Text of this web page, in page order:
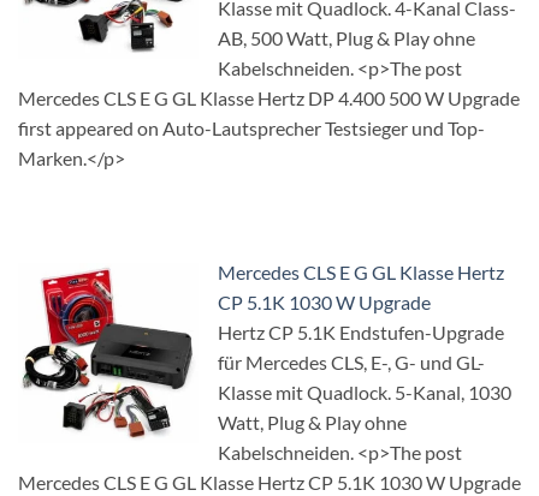
Klasse mit Quadlock. 4-Kanal Class-
AB, 500 Watt, Plug & Play ohne
Kabelschneiden. <p>The post
Mercedes CLS E G GL Klasse Hertz DP 4.400 500 W Upgrade
first appeared on Auto-Lautsprecher Testsieger und Top-
Marken.</p>
Mercedes CLS E G GL Klasse Hertz
CP 5.1K 1030 W Upgrade
Hertz CP 5.1K Endstufen-Upgrade
für Mercedes CLS, E-, G- und GL-
Klasse mit Quadlock. 5-Kanal, 1030
Watt, Plug & Play ohne
Kabelschneiden. <p>The post
Mercedes CLS E G GL Klasse Hertz CP 5.1K 1030 W Upgrade